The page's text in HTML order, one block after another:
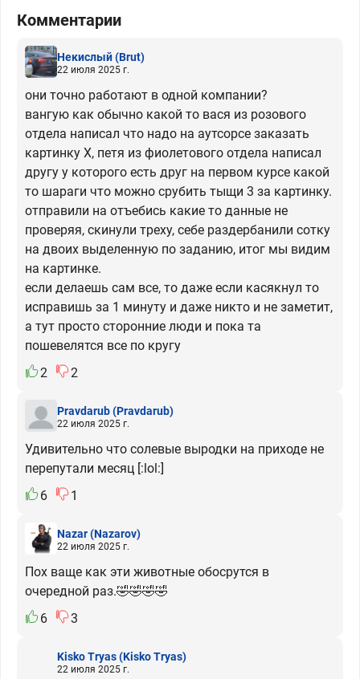
Комментарии
Некислый(Brut)
22 июля 2025 г.
они точно работают в одной компании?
вангую как обычно какой то вася из розового
отдела написал что надо на аутсорсе заказать
картинку Х, петя из фиолетового отдела написал
другу у которого есть друг на первом курсе какой
то шараги что можно срубить тыщи 3 за картинку.
отправили на отъебись какие то данные не
проверяя, скинули треху, себе раздербанили сотку
на двоих выделенную по заданию, итог мы видим
на картинке.
если делаешь сам все, то даже если касякнул то
исправишь за 1 минуту и даже никто и не заметит,
а тут просто сторонние люди и пока та
пошевелятся все по кругу
2
2
Pravdarub(Pravdarub)
22 июля 2025 г.
Удивительно что солевые выродки на приходе не
перепутали месяц [:lol:]
6
1
Nazar(Nazarov)
22 июля 2025 г.
Пох ваще как эти животные обосрутся в
очередной раз.🤣🤣🤣🤣
6
3
Kisko Tryas(Kisko Tryas)
22 июля 2025 г.